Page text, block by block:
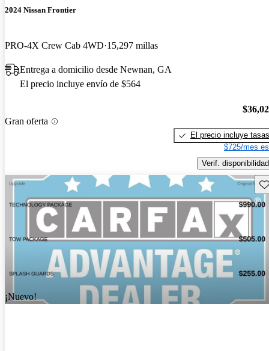
2024 Nissan Frontier
PRO-4X Crew Cab 4WD 15,297 millas
Entrega a domicilio desde Newnan, GA
El precio incluye envío de $564
Gran oferta
El precio incluye tasas
$725/mes
Verif. disponibilidad
¡Nuevo!